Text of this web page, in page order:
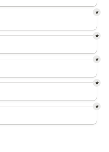
*
*
*
*
*